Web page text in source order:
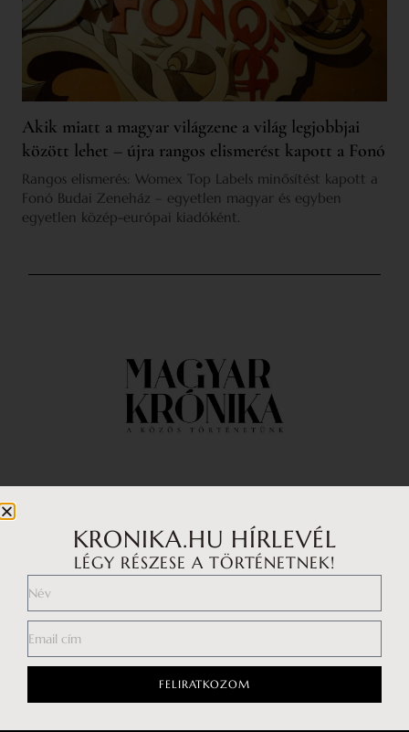
Akik miatt a magyar világzene a világ legjobbjai
között lehet – újra rangos elismerést kapott a Fonó
Rangos elismerés: Womex Top Labels minősítést kapott a
Fonó Budai Zeneház – egyetlen magyar és egyben
egyetlen közép-európai kiadóként.
Médiaajánlat
Adatkezelési tájékoztató
Facebook
KRONIKA.HU HÍRLEVÉL
LÉGY RÉSZESE A TÖRTÉNETNEK!
FELIRATKOZOM